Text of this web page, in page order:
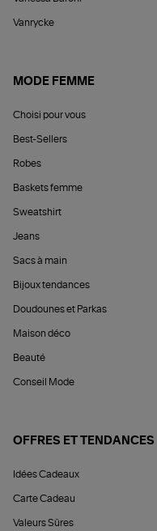
Vanrycke
MODE FEMME
Choisi pour vous
Best-Sellers
Robes
Baskets femme
Sweatshirt
Jeans
Sacs à main
Bijoux tendances
Doudounes et Parkas
Maison déco
Beauté
Conseil Mode
OFFRES ET TENDANCES
Idées Cadeaux
Carte Cadeau
Valeurs Sûres